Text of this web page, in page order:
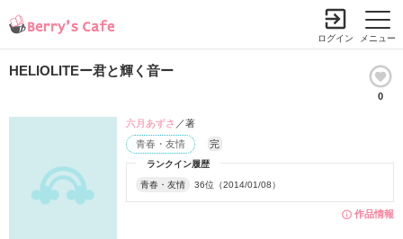
メニュー
ログイン
HELIOLITEー君と輝く音ー
0
作品情報
ランクイン履歴
青春・友情 36位（2014/01/08）
青春・友情 完
六月あずさ ／著